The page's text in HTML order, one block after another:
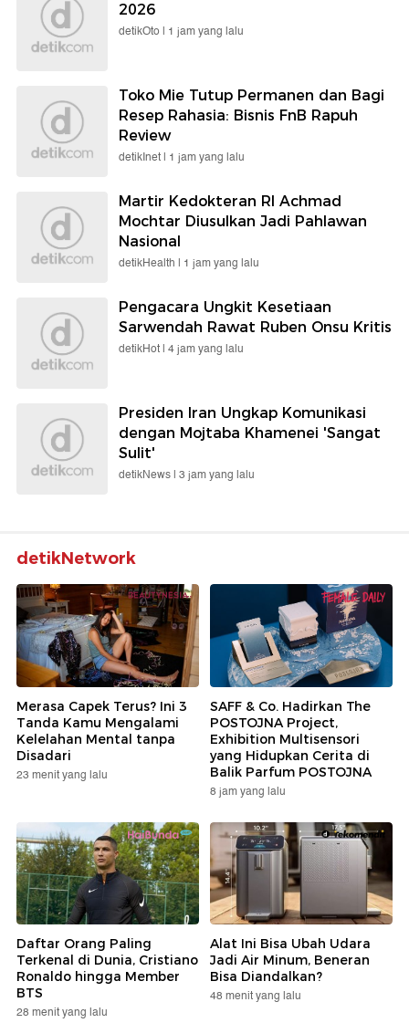
2026
detikOto | 1 jam yang lalu
Toko Mie Tutup Permanen dan Bagi
Resep Rahasia: Bisnis FnB Rapuh
Review
detikInet | 1 jam yang lalu
Martir Kedokteran RI Achmad
Mochtar Diusulkan Jadi Pahlawan
Nasional
detikHealth | 1 jam yang lalu
Pengacara Ungkit Kesetiaan
Sarwendah Rawat Ruben Onsu Kritis
detikHot | 4 jam yang lalu
Presiden Iran Ungkap Komunikasi
dengan Mojtaba Khamenei 'Sangat
Sulit'
detikNews | 3 jam yang lalu
detikNetwork
Merasa Capek Terus? Ini 3
Tanda Kamu Mengalami
Kelelahan Mental tanpa
Disadari
23 menit yang lalu
SAFF & Co. Hadirkan The
POSTOJNA Project,
Exhibition Multisensori
yang Hidupkan Cerita di
Balik Parfum POSTOJNA
8 jam yang lalu
Daftar Orang Paling
Terkenal di Dunia, Cristiano
Ronaldo hingga Member
BTS
28 menit yang lalu
Alat Ini Bisa Ubah Udara
Jadi Air Minum, Beneran
Bisa Diandalkan?
48 menit yang lalu